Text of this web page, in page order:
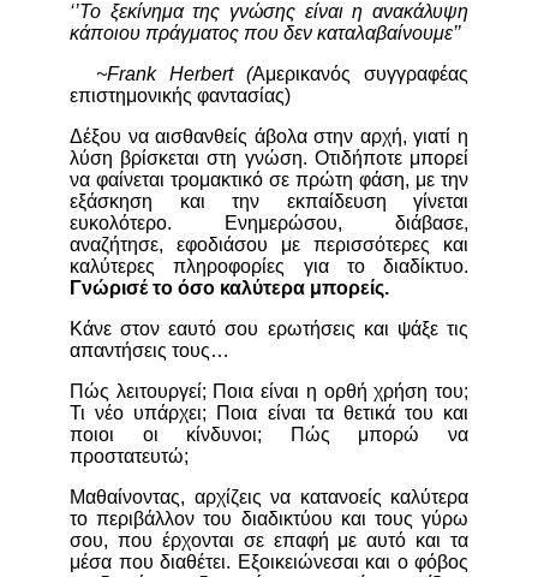
‘’Το ξεκίνημα της γνώσης είναι η ανακάλυψη
κάποιου πράγματος που δεν καταλαβαίνουμε’’
~Frank Herbert(Αμερικανός συγγραφέας
επιστημονικής φαντασίας)
Δέξου να αισθανθείς άβολα στην αρχή, γιατί η
λύση βρίσκεται στη γνώση. Οτιδήποτε μπορεί
να φαίνεται τρομακτικό σε πρώτη φάση, με την
εξάσκηση και την εκπαίδευση γίνεται
ευκολότερο. Ενημερώσου, διάβασε,
αναζήτησε, εφοδιάσου με περισσότερες και
καλύτερες πληροφορίες για το διαδίκτυο.
Γνώρισέ το όσο καλύτερα μπορείς.
Κάνε στον εαυτό σου ερωτήσεις και ψάξε τις
απαντήσεις τους…
Πώς λειτουργεί; Ποια είναι η ορθή χρήση του;
Τι νέο υπάρχει; Ποια είναι τα θετικά του και
ποιοι οι κίνδυνοι; Πώς μπορώ να
προστατευτώ;
Μαθαίνοντας, αρχίζεις να κατανοείς καλύτερα
το περιβάλλον του διαδικτύου και τους γύρω
σου, που έρχονται σε επαφή με αυτό και τα
μέσα που διαθέτει. Εξοικειώνεσαι και ο φόβος